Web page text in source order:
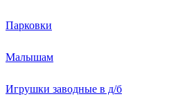
Парковки
Малышам
Игрушки заводные в д/б